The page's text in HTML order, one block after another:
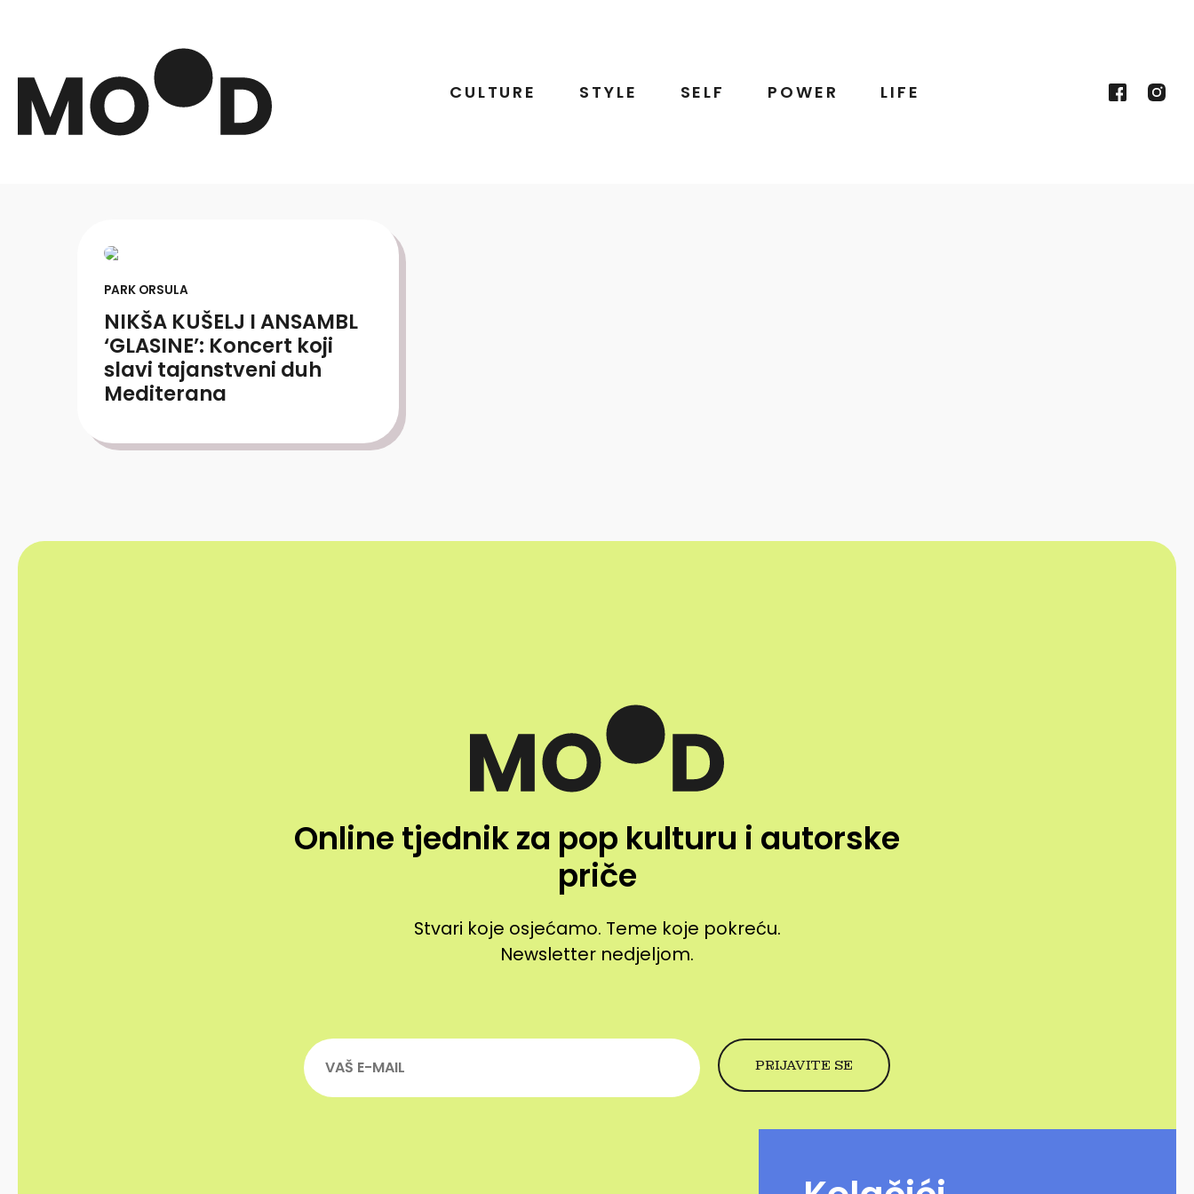
CULTURE STYLE SELF POWER LIFE
PARK ORSULA
NIKŠA KUŠELJ I ANSAMBL
‘GLASINE’: Koncert koji
slavi tajanstveni duh
Mediterana
Online tjednik za pop kulturu i autorske
priče
Stvari koje osjećamo. Teme koje pokreću.
Newsletter nedjeljom.